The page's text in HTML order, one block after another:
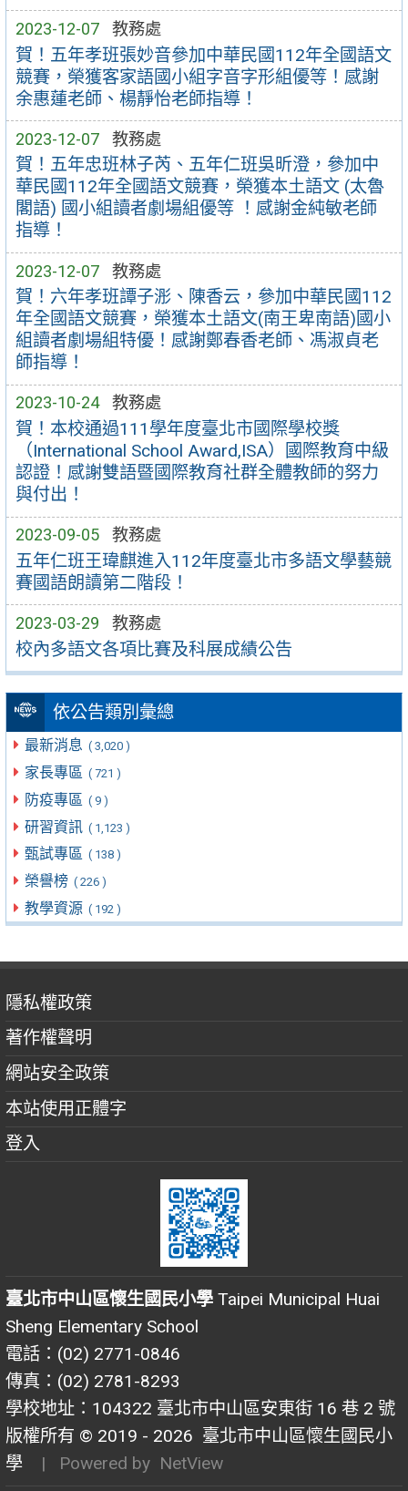
2023-12-07 教務處
賀！五年孝班張妙音參加中華民國112年全國語文
競賽，榮獲客家語國小組字音字形組優等！感謝
余惠蓮老師、楊靜怡老師指導！
2023-12-07 教務處
賀！五年忠班林子芮、五年仁班吳昕澄，參加中
華民國112年全國語文競賽，榮獲本土語文 (太魯
閣語) 國小組讀者劇場組優等 ！感謝金純敏老師
指導！
2023-12-07 教務處
賀！六年孝班譚子浵、陳香云，參加中華民國112
年全國語文競賽，榮獲本土語文(南王卑南語)國小
組讀者劇場組特優！感謝鄭春香老師、馮淑貞老
師指導！
2023-10-24 教務處
賀！本校通過111學年度臺北市國際學校獎
（International School Award,ISA）國際教育中級
認證！感謝雙語暨國際教育社群全體教師的努力
與付出！
2023-09-05 教務處
五年仁班王瑋麒進入112年度臺北市多語文學藝競
賽國語朗讀第二階段！
2023-03-29 教務處
校內多語文各項比賽及科展成績公告
依公告類別彙總
最新消息 ( 3,020 )
家長專區 ( 721 )
防疫專區 ( 9 )
研習資訊 ( 1,123 )
甄試專區 ( 138 )
榮譽榜 ( 226 )
教學資源 ( 192 )
隱私權政策
著作權聲明
網站安全政策
本站使用正體字
登入
臺北市中山區懷生國民小學 Taipei Municipal Huai
Sheng Elementary School
電話：(02) 2771-0846
傳真：(02) 2781-8293
學校地址：104322 臺北市中山區安東街 16 巷 2 號
版權所有 © 2019 - 2026 臺北市中山區懷生國民小
學
| Powered by NetView